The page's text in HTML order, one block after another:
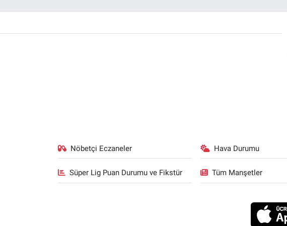
Nöbetçi Eczaneler Hava Durumu
Süper Lig Puan Durumu ve Fikstür Tüm Manşetler